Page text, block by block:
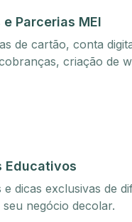
Parcerias MEI
de cartão, conta
criação de
Educativos
e dicas exclusivas de
negócio decolar.